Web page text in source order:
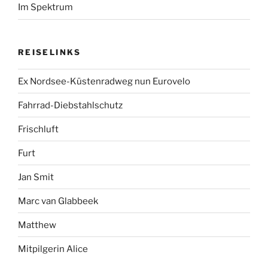
Im Spektrum
REISELINKS
Ex Nordsee-Küstenradweg nun Eurovelo
Fahrrad-Diebstahlschutz
Frischluft
Furt
Jan Smit
Marc van Glabbeek
Matthew
Mitpilgerin Alice